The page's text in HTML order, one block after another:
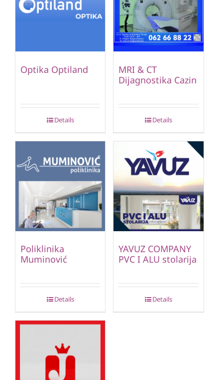
Optika Optiland
Details
MRI & CT
Dijagnostika Cazin
Details
Poliklinika
Muminović
Details
YAVUZ COMPANY
PVC I ALU stolarija
Details